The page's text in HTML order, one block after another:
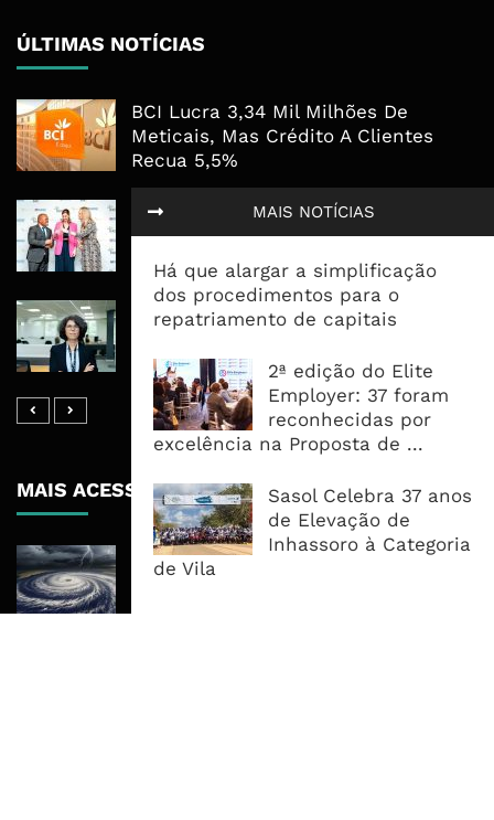
MAIS NOTÍCIAS
Há que alargar a simplificação
dos procedimentos para o
repatriamento de capitais
2ª edição do Elite
Employer: 37 foram
reconhecidas por
excelência na Proposta de ...
Sasol Celebra 37 anos
de Elevação de
Inhassoro à Categoria
de Vila
ÚLTIMAS NOTÍCIAS
BCI Lucra 3,34 Mil Milhões De
Meticais, Mas Crédito A Clientes
Recua 5,5%
RAIZ Arranca Com 4 Milhões De
Libras Para Criar Novas Soluções De
Financiamento Às PME
Banco De Desenvolvimento Pode
Mobilizar Capital, Mas Governação
Define O Resultado
MAIS ACESSADOS
Tempestade Tropical GEZANI Poderá
Afectar Mais De Um Milhão De